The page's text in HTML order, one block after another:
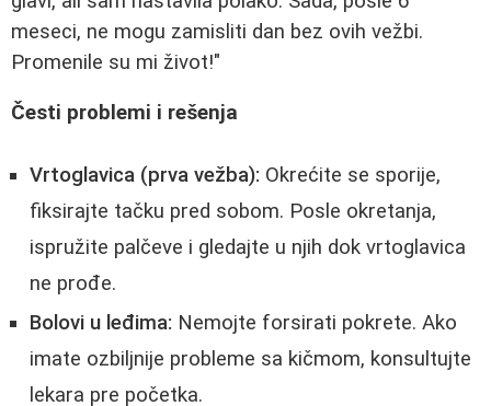
meseci, ne mogu zamisliti dan bez ovih vežbi.
Promenile su mi život!"
Česti problemi i rešenja
Vrtoglavica (prva vežba): Okrećite se sporije,
fiksirajte tačku pred sobom. Posle okretanja,
ispružite palčeve i gledajte u njih dok vrtoglavica
ne prođe.
Bolovi u leđima: Nemojte forsirati pokrete. Ako
imate ozbiljnije probleme sa kičmom, konsultujte
lekara pre početka.